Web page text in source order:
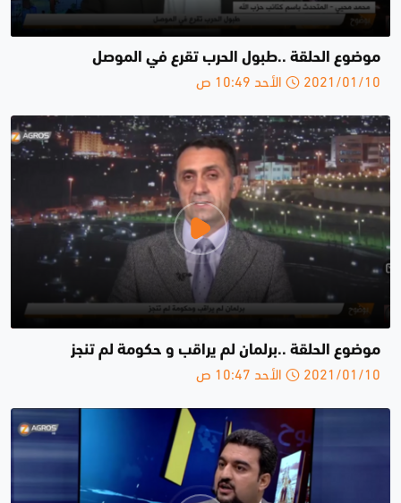
موضوع الحلقة ..طبول الحرب تقرع في الموصل
2021/01/10 الأحد 10:49 ص
موضوع الحلقة ..برلمان لم يراقب و حكومة لم تنجز
2021/01/10 الأحد 10:47 ص